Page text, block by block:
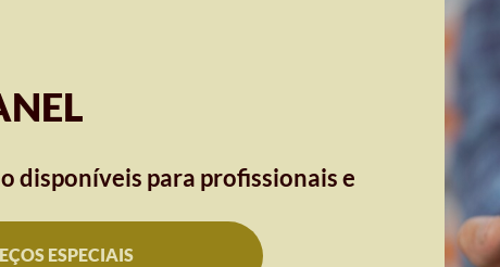
disponíveis para profissionais e
ESPECIAIS